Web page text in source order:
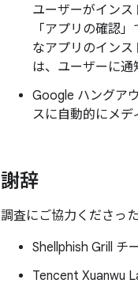
ユーザーがインス
「アプリの確認
なアプリのイン
は、ユーザーに通
Google ハングア
スに自動的にメデ
謝辞
調査にご協力くださっ
Shellphish Grill チ
Tencent Xuanwu